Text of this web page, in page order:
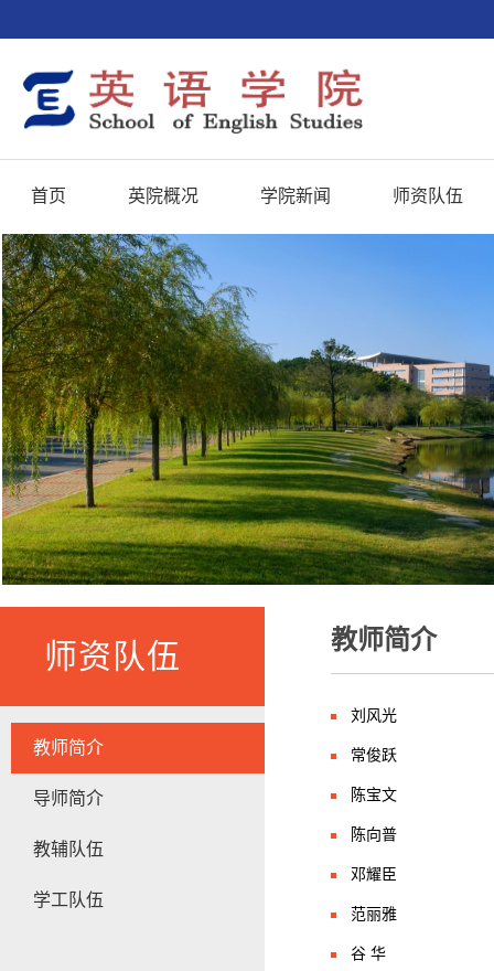
首页 英院概况 学院新闻 师资队伍
师资队伍
教师简介
导师简介
教辅队伍
学工队伍
教师简介
刘风光
常俊跃
陈宝文
陈向普
邓耀臣
范丽雅
谷 华